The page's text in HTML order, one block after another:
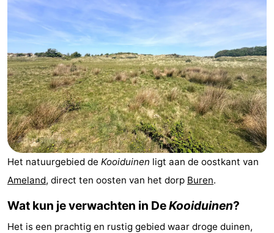
kinderen
Dorpen
Natuur
Overnachten
Appartementen
-
Ameland
State
Bed
(&
breakfasts)
Campings
Het natuurgebied de Kooiduinen ligt aan de oostkant van
Ameland, direct ten oosten van het dorp Buren.
Wat kun je verwachten in DeKooiduinen?
Het is een prachtig en rustig gebied waar droge duinen,